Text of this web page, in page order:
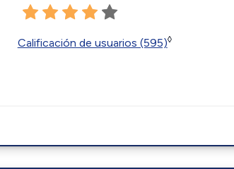
Calificación de usuarios (595)◊